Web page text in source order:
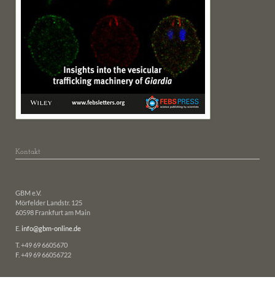
Kontakt
GBM e.V.
Mörfelder Landstr. 125
60598 Frankfurt am Main
E. info@gbm-online.de
T. +49 69 6605670
F. +49 69 66056722